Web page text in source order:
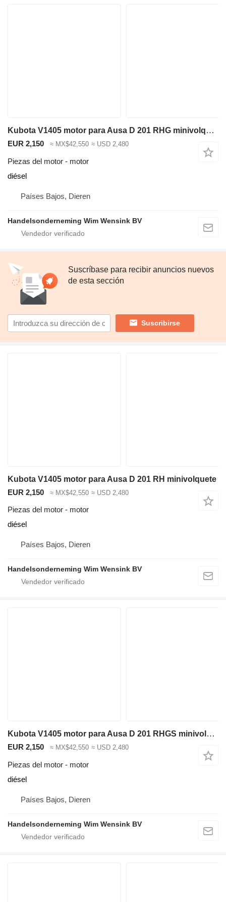
Kubota V1405 motor para Ausa D 201 RHG minivolquete
EUR 2,150 ≈ MX$42,550 ≈ USD 2,480
Piezas del motor - motor
diésel
Países Bajos, Dieren
Handelsonderneming Wim Wensink BV
Suscríbase para recibir anuncios nuevos
de esta sección
Suscribirse
Kubota V1405 motor para Ausa D 201 RH minivolquete
EUR 2,150
≈ MX$42,550 ≈ USD 2,480
Piezas del motor - motor
diésel
Países Bajos, Dieren
Handelsonderneming Wim Wensink BV
Kubota V1405 motor para Ausa D 201 RHGS minivolquete
EUR 2,150 ≈ MX$42,550 ≈ USD 2,480
Piezas del motor - motor
diésel
Países Bajos, Dieren
Handelsonderneming Wim Wensink BV